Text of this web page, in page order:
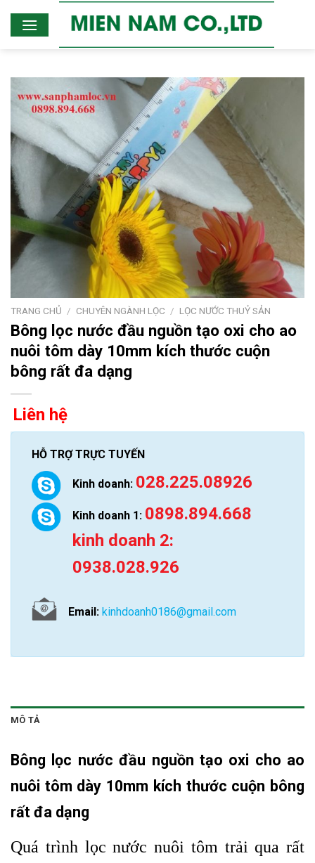
TRANG CHỦ / CHUYÊN NGÀNH LỌC / LỌC NƯỚC THUỶ SẢN
Bông lọc nước đầu nguồn tạo oxi cho ao
nuôi tôm dày 10mm kích thước cuộn
bông rất đa dạng
Liên hệ
HỖ TRỢ TRỰC TUYẾN
Kinh doanh: 028.225.08926
Kinh doanh 1: 0898.894.668
kinh doanh 2:
0938.028.926
Email: kinhdoanh0186@gmail.com
MÔ TẢ
Bông lọc nước đầu nguồn tạo oxi cho ao
nuôi tôm dày 10mm kích thước cuộn bông
rất đa dạng
Quá trình lọc nước nuôi tôm trải qua rất